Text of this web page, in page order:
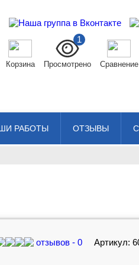
Корзина Просмотрено
1
Сравнение
РАБОТЫ ОТЗЫВЫ
отзывов - 0 Артикул: